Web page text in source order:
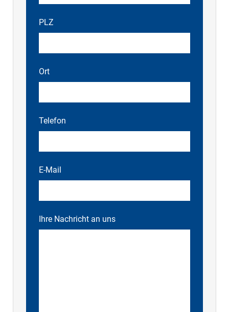
PLZ
Ort
Telefon
E-Mail
Ihre Nachricht an uns